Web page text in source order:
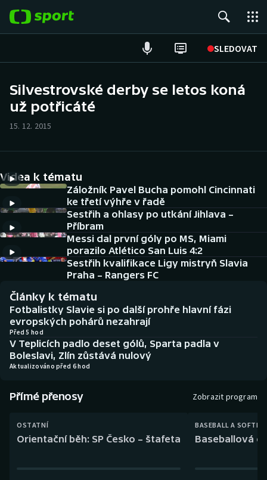
SLEDOVAT
Hokej
Cyklistika
DALŠÍ SPORTY
Americký fotbal
Baseball a softbal
Basketbal
Biatlon
Boby a skeleton
Box
Curling
NEPŘEHLÉDNĚTE
Historické návraty
Aplikace ČT sport
AZ kvíz
Silvestrovské derby se letos koná
už potřicáté
15. 12. 2015
Videa k tématu
Záložník Pavel Bucha pomohl Cincinnati
ke třetí výhře v řadě
Sestřih a ohlasy po utkání Jihlava –
Příbram
Messi dal první góly po MS, Miami
porazilo Atlético San Luis 4:2
Sestřih kvalifikace Ligy mistryň Slavia
Praha – Rangers FC
Články k tématu
Fotbalistky Slavie si po další prohře hlavní fázi
evropských pohárů nezahrají
Před 5 hod
V Teplicích padlo deset gólů, Sparta padla v
Boleslavi, Zlín zůstává nulový
Aktualizováno před 6 hod
Přímé přenosy Zobrazit program
OSTATNÍ
Orientační běh: SP Česko – štafeta
BASEBALL A
Baseballová